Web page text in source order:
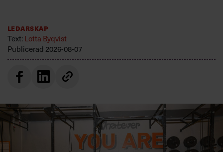
Ledarskap
Text: Lotta Byqvist
Publicerad 2026-08-07